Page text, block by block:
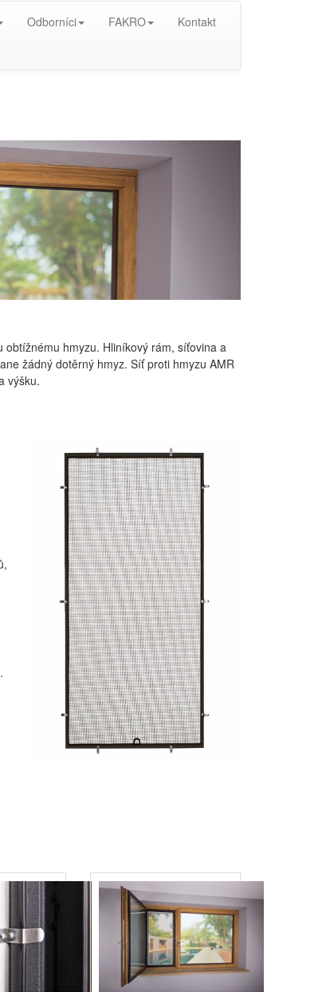
Odborníci FAKRO Kontakt
hmyzu. Hliníkový rám, síťovina a
žádný dotěrný hmyz. Síť proti hmyzu AMR
výšku.